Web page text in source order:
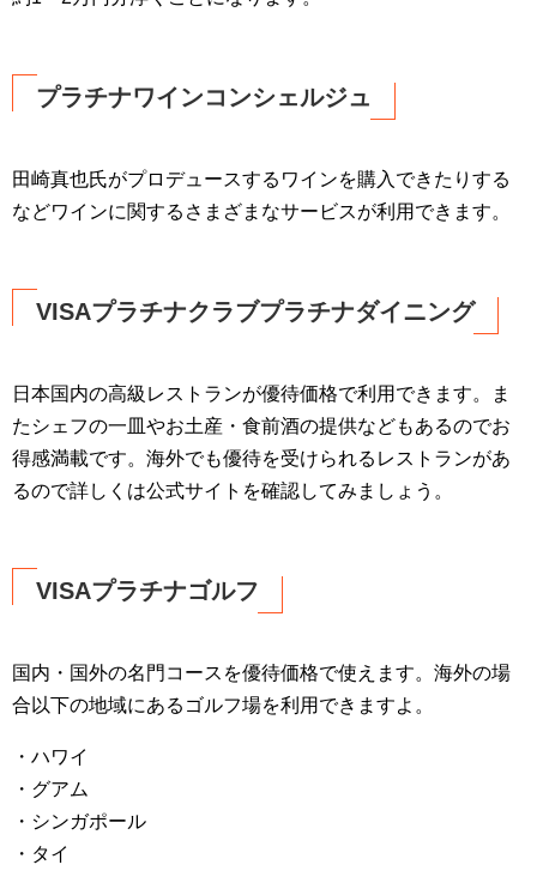
プラチナワインコンシェルジュ
田崎真也氏がプロデュースするワインを購入できたりする
などワインに関するさまざまなサービスが利用できます。
VISAプラチナクラブプラチナダイニング
日本国内の高級レストランが優待価格で利用できます。ま
たシェフの一皿やお土産・食前酒の提供などもあるのでお
得感満載です。海外でも優待を受けられるレストランがあ
るので詳しくは公式サイトを確認してみましょう。
VISAプラチナゴルフ
国内・国外の名門コースを優待価格で使えます。海外の場
合以下の地域にあるゴルフ場を利用できますよ。
・ハワイ
・グアム
・シンガポール
・タイ